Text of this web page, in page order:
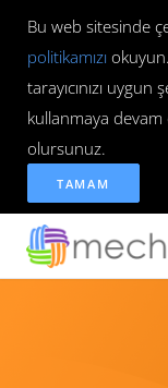
Bu web sitesinde
politikamızı
tarayıcınızı uygun
kullanmaya
olursunuz.
TAMAM